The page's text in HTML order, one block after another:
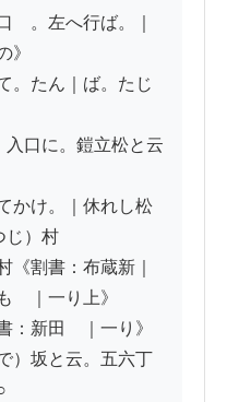
ゟ。左へ行ば。｜
》
。たん｜ば。たじ
口に。鎧立松と云
かけ。｜休れし松
じ）村
《割書：布蔵新｜
ゟ｜一り上》
：新田ゟ｜一り》
）坂と云。五六丁